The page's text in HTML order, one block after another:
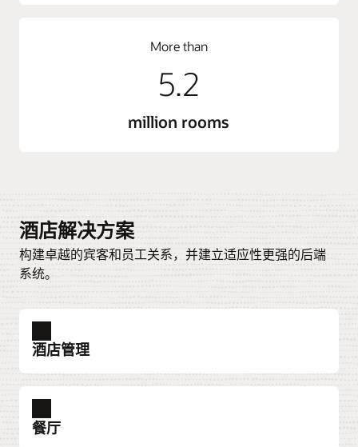
More than
5.2
million rooms
酒店解决方案
构建卓越的宾客和员工关系，并建立适应性更强的后端
系统。
酒店管理
体验。
餐厅